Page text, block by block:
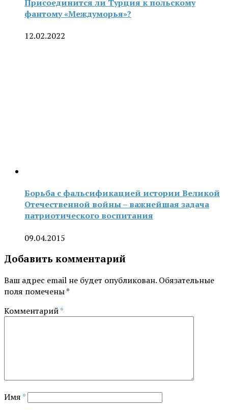
Присоединится ли Турция к польскому
фантому «Междуморья»?
12.02.2022
Борьба с фальсификацией истории Великой
Отечественной войны – важнейшая задача
патриотического воспитания
09.04.2015
Добавить комментарий
Ваш адрес email не будет опубликован. Обязательные
поля помечены*
Комментарий*
Имя *